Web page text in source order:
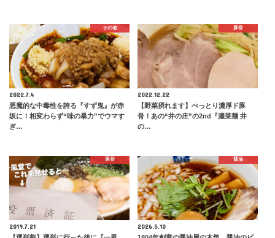
その他
2022.7.4
悪魔的な中毒性を誇る『すず鬼』が赤
坂に！相変わらず“味の暴力”でウマす
ぎ…
豚骨
2022.12.22
【野菜摂れます】ぺっとり濃厚ド豚
骨！あの“井の庄”の2nd『濃菜麺 井
の…
豚骨
2019.7.21
醤油
2026.5.10